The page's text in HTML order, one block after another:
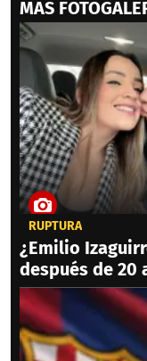
MAS
RUPTURA
¿Emilio
después de 20